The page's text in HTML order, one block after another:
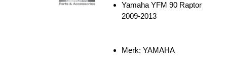
Yamaha YFM 90 Raptor
2009-2013
Merk: YAMAHA